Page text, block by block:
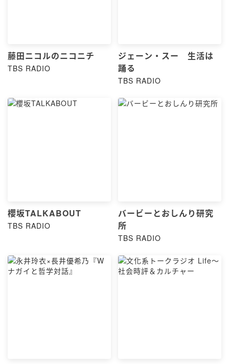
藤田ニコルのニコニチ
TBS RADIO
ジェーン・スー 生活は
踊る
TBS RADIO
櫻坂TALKABOUT
TBS RADIO
バービーとおしんり研究
所
TBS RADIO